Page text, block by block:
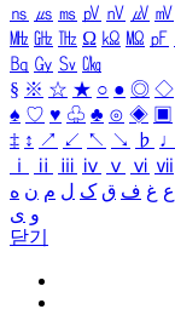
㎱ ㎲ ㎳ ㎴ ㎵ ㎶ ㎷
㎒ ㎓ ㎔ Ω ㏀ ㏁ ㎊
㏃ ㏉ ㏜ ㏆
§ ※ ☆ ★ ○ ● ◎ ◇
♠ ♡ ♥ ♧ ♣ ⊙ ◈ ▣
‡ ↕ ↗ ↙ ↖ ↘ ♭ ♩
ⅰ
ⅱ ⅲ ⅳ ⅴ ⅵ ⅶ
ع غ ف ق ک ل م ن ه
و ی
닫기